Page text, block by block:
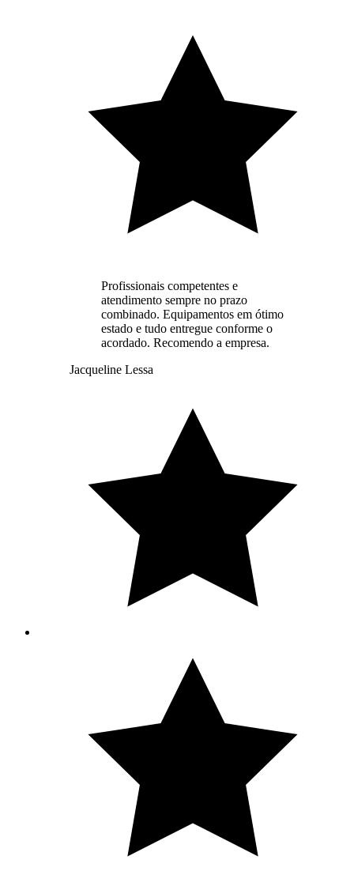
Profissionais competentes e
atendimento sempre no prazo
combinado. Equipamentos em ótimo
estado e tudo entregue conforme o
acordado. Recomendo a empresa.
Jacqueline Lessa